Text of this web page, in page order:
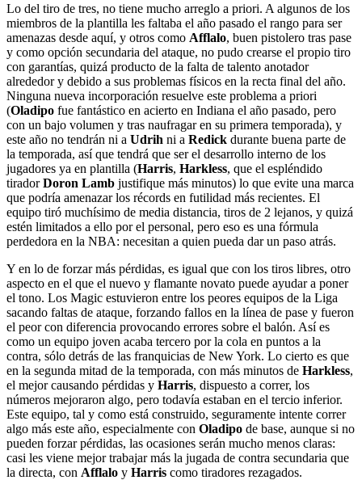
Lo del tiro de tres, no tiene mucho arreglo a priori. A algunos de los
miembros de la plantilla les faltaba el año pasado el rango para ser
amenazas desde aquí, y otros como Afflalo, buen pistolero tras pase
y como opción secundaria del ataque, no pudo crearse el propio tiro
con garantías, quizá producto de la falta de talento anotador
alrededor y debido a sus problemas físicos en la recta final del año.
Ninguna nueva incorporación resuelve este problema a priori
(Oladipo fue fantástico en acierto en Indiana el año pasado, pero
con un bajo volumen y tras naufragar en su primera temporada), y
este año no tendrán ni a Udrih ni a Redick durante buena parte de
la temporada, así que tendrá que ser el desarrollo interno de los
jugadores ya en plantilla (Harris, Harkless, que el espléndido
tiradorDoron Lamb justifique más minutos) lo que evite una marca
que podría amenazar los récords en futilidad más recientes. El
equipo tiró muchísimo de media distancia, tiros de 2 lejanos, y quizá
estén limitados a ello por el personal, pero eso es una fórmula
perdedora en la NBA: necesitan a quien pueda dar un paso atrás.
Y en lo de forzar más pérdidas, es igual que con los tiros libres, otro
aspecto en el que el nuevo y flamante novato puede ayudar a poner
el tono. Los Magic estuvieron entre los peores equipos de la Liga
sacando faltas de ataque, forzando fallos en la línea de pase y fueron
el peor con diferencia provocando errores sobre el balón. Así es
como un equipo joven acaba tercero por la cola en puntos a la
contra, sólo detrás de las franquicias de New York. Lo cierto es que
en la segunda mitad de la temporada, con más minutos de Harkless,
el mejor causando pérdidas y Harris, dispuesto a correr, los
números mejoraron algo, pero todavía estaban en el tercio inferior.
Este equipo, tal y como está construido, seguramente intente correr
algo más este año, especialmente con Oladipo de base, aunque si no
pueden forzar pérdidas, las ocasiones serán mucho menos claras:
casi les viene mejor trabajar más la jugada de contra secundaria que
la directa, con Afflalo y Harris como tiradores rezagados.